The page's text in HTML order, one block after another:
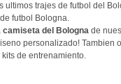
ultimos trajes de futbol del
futbol Bologna.
camiseta del Bologna de
personalizado! Tambien
de entrenamiento.